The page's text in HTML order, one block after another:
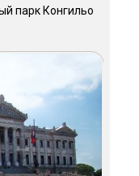
парк Конгильо